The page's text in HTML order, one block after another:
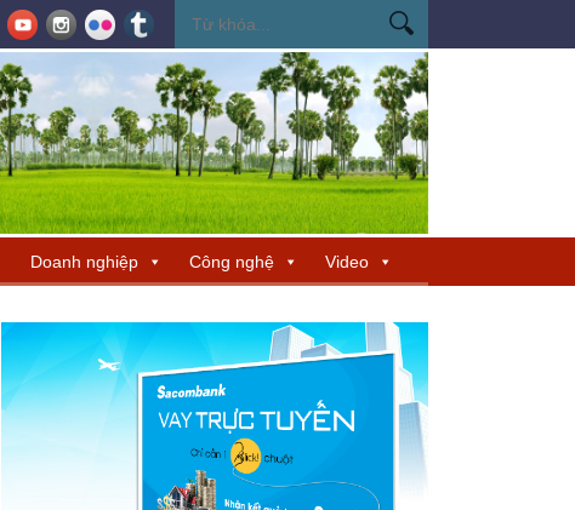
Miss Cosmo 2026 Miss Cosmo mở rộng kết nối văn hóa tại Nepal, tìm
Doanh nghiệp Công nghệ Video